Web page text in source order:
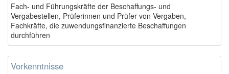
Fach- und Führungskräfte der Beschaffungs- und
Vergabestellen, Prüferinnen und Prüfer von Vergaben,
Fachkräfte, die zuwendungsfinanzierte Beschaffungen
durchführen
Vorkenntnisse